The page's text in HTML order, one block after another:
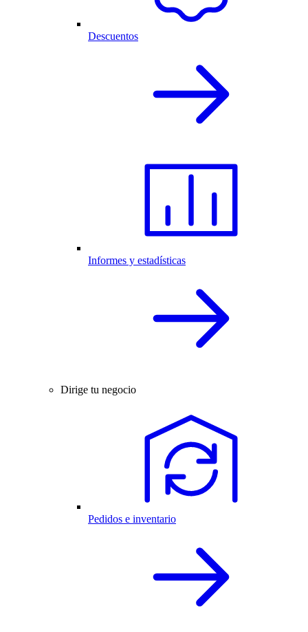
Descuentos
Informes y estadísticas
Dirige tu negocio
Pedidos e inventario